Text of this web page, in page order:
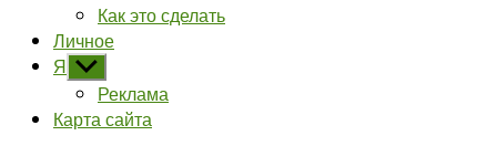
Как это сделать
Личное
Я Показывать
подменю
Реклама
Карта сайта